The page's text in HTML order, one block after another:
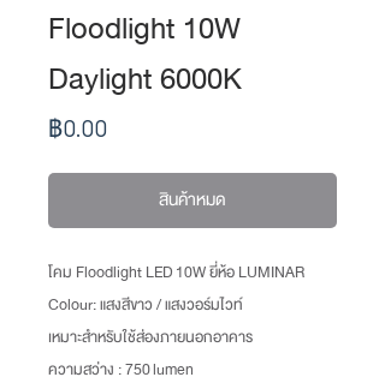
Floodlight 10W
Daylight 6000K
฿0.00ราคา
สินค้าหมด
โคม Floodlight LED 10W ยี่ห้อ LUMINAR
Colour: แสงสีขาว / แสงวอร์มไวท์
เหมาะสำหรับใช้ส่องภายนอกอาคาร
ความสว่าง : 750 lumen